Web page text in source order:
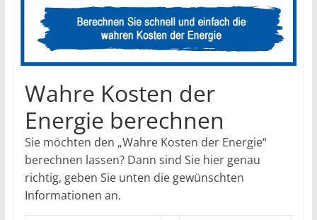
Wahre Kosten der
Energie berechnen
Sie möchten den „Wahre Kosten der Energie“
berechnen lassen? Dann sind Sie hier genau
richtig, geben Sie unten die gewünschten
Informationen an.